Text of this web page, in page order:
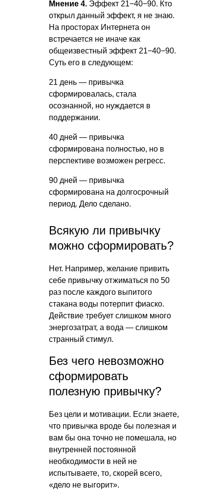
Мнение 4. Эффект 21−40−90. Кто
открыл данный эффект, я не знаю.
На просторах Интернета он
встречается не иначе как
общеизвестный эффект 21−40−90.
Суть его в следующем:
21 день — привычка
сформировалась, стала
осознанной, но нуждается в
поддержании.
40 дней — привычка
сформирована полностью, но в
перспективе возможен регресс.
90 дней — привычка
сформирована на долгосрочный
период. Дело сделано.
Всякую ли привычку
можно сформировать?
Нет. Например, желание привить
себе привычку отжиматься по 50
раз после каждого выпитого
стакана воды потерпит фиаско.
Действие требует слишком много
энергозатрат, а вода — слишком
странный стимул.
Без чего невозможно
сформировать
полезную привычку?
Без цели и мотивации. Если знаете,
что привычка вроде бы полезная и
вам бы она точно не помешала, но
внутренней постоянной
необходимости в ней не
испытываете, то, скорей всего,
«дело не выгорит».